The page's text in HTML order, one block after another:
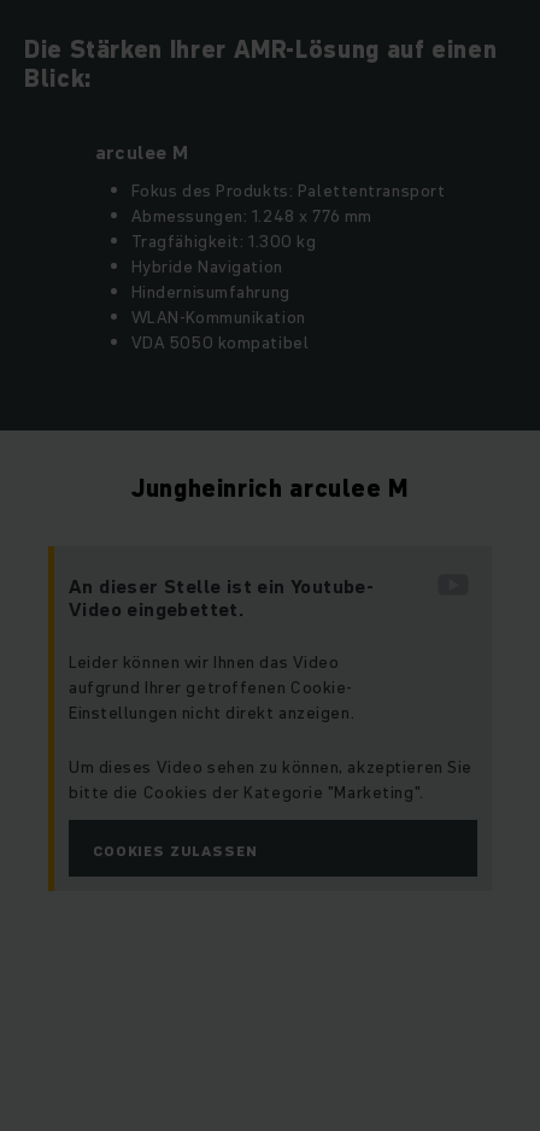
Die Stärken Ihrer AMR-Lösung auf einen
Blick:
arculee M
Fokus des Produkts: Palettentransport
Abmessungen: 1.248 x 776 mm
Tragfähigkeit: 1.300 kg
Hybride Navigation
Hindernisumfahrung
WLAN-Kommunikation
VDA 5050 kompatibel
Jungheinrich arculee M
An dieser Stelle ist ein Youtube-
Video eingebettet.
Leider können wir Ihnen das Video
aufgrund Ihrer getroffenen Cookie-
Einstellungen nicht direkt anzeigen.
Um dieses Video sehen zu können, akzeptieren Sie
bitte die Cookies der Kategorie "Marketing".
COOKIES ZULASSEN